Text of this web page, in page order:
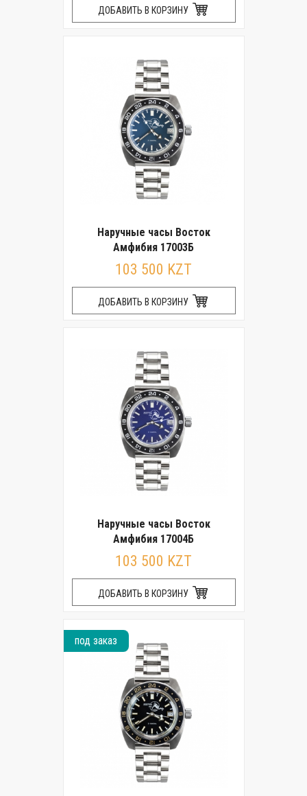
ДОБАВИТЬ В КОРЗИНУ
Наручные часы Восток
Амфибия 17003Б
103 500 KZT
ДОБАВИТЬ В КОРЗИНУ
Наручные часы Восток
Амфибия 17004Б
103 500 KZT
ДОБАВИТЬ В КОРЗИНУ
под заказ